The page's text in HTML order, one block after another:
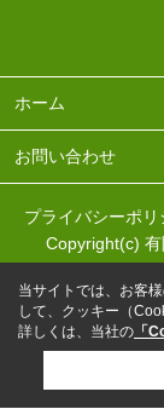
ホーム
お問い合わせ
プライバシーポリ
Copyright(c)
当サイトでは、お客
して、クッキー（
詳しくは、当社の 「